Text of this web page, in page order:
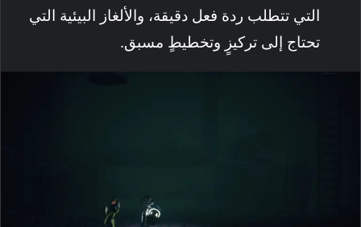
التي تتطلب ردة فعل دقيقة، والألغاز البيئية التي
تحتاج إلى تركيزٍ وتخطيطٍ مسبق.